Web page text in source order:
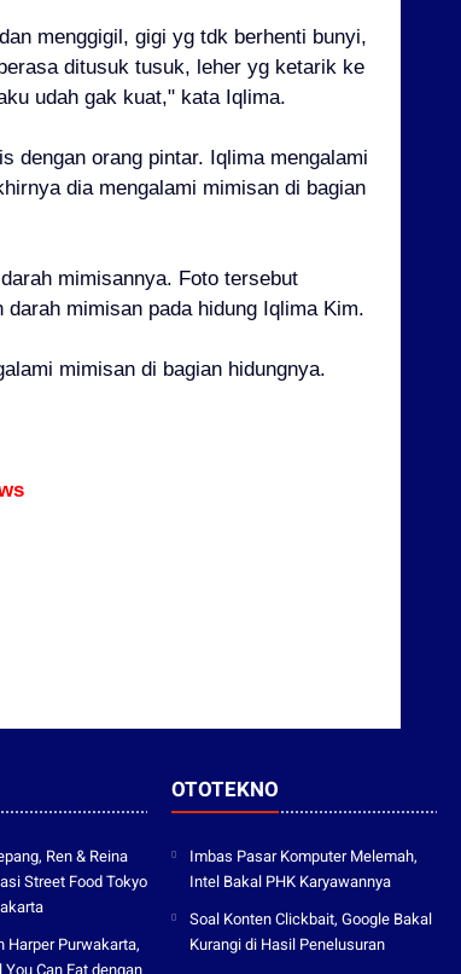
menggigil, gigi yg tdk berhenti bunyi,
ditusuk tusuk, leher yg ketarik ke
udah gak kuat," kata Iqlima.
dengan orang pintar. Iqlima mengalami
dia mengalami mimisan di bagian
mimisannya. Foto tersebut
mimisan pada hidung Iqlima Kim.
mimisan di bagian hidungnya.
Ren & Reina
Street Food Tokyo
Harper Purwakarta,
You Can Eat dengan
OTOTEKNO
Imbas Pasar Komputer Melemah,
Intel Bakal PHK Karyawannya
Soal Konten Clickbait, Google Bakal
Kurangi di Hasil Penelusuran